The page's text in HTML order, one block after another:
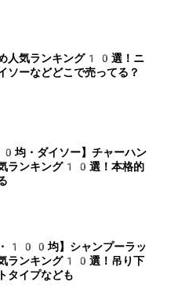
人気ランキング10選！ニ
ソーなどどこで売ってる？
均・ダイソー】チャーハン
ランキング10選！本格的
・100均】シャンプーラッ
ランキング10選！吊り下
タイプなども